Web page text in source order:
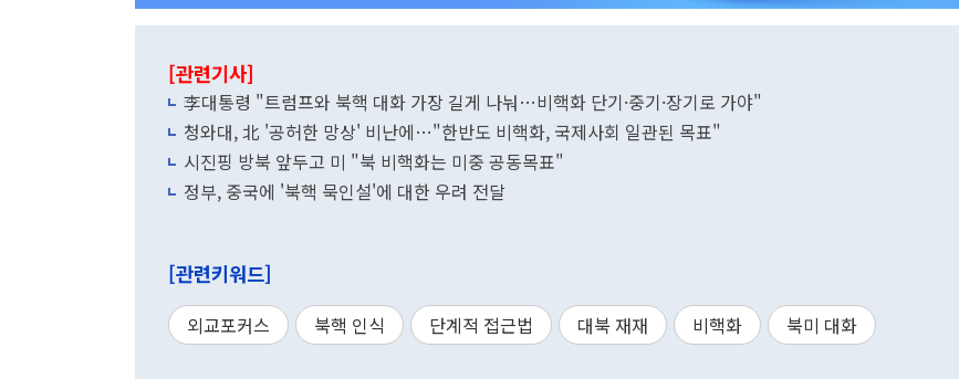
[관련기사]
李대통령 "트럼프와 북핵 대화 가장 길게 나눠…비핵화 단기·중기·장기로 가야"
청와대, 北 '공허한 망상' 비난에…"한반도 비핵화, 국제사회 일관된 목표"
시진핑 방북 앞두고 미 "북 비핵화는 미중 공동목표"
정부, 중국에 '북핵 묵인설'에 대한 우려 전달
[관련키워드]
외교포커스 북핵 인식 단계적 접근법 대북 재재 비핵화 북미 대화